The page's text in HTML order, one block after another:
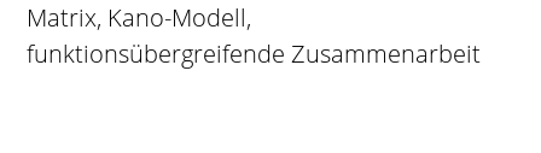
Matrix, Kano-Modell,
funktionsübergreifende Zusammenarbeit